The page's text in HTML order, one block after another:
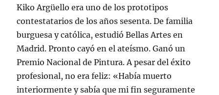
Kiko Argüello era uno de los prototipos
contestatarios de los años sesenta. De familia
burguesa y católica, estudió Bellas Artes en
Madrid. Pronto cayó en el ateísmo. Ganó un
Premio Nacional de Pintura. A pesar del éxito
profesional, no era feliz: «Había muerto
interiormente y sabía que mi fin seguramente